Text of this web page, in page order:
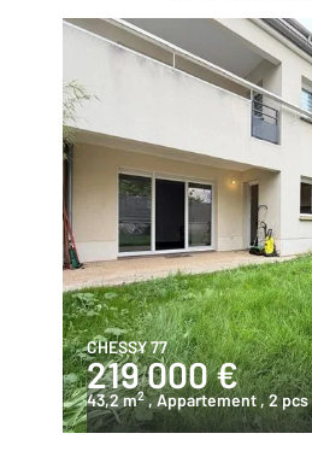
CHESSY 77
219 000 €
43,2 m2 , Appartement , 2 pcs